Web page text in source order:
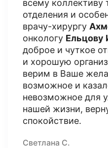
всему коллективу
отделения и
врачу-хирургу
онкологу Ельцову
доброе и чуткое
и хорошую
верим в Ваше
возможное и
невозможное для
нашей жизни,
спокойствие.
Светлана С.